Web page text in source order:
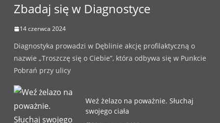
Zbadaj się w Diagnostyce
14 czerwca 2024
Diagnostyka prowadzi w Dęblinie akcję profilaktyczną o
nazwie „Troszczę się o Ciebie”, która odbywa się w Punkcie
Pobrań przy ulicy
Weź żelazo na poważnie. Słuchaj
swojego ciała